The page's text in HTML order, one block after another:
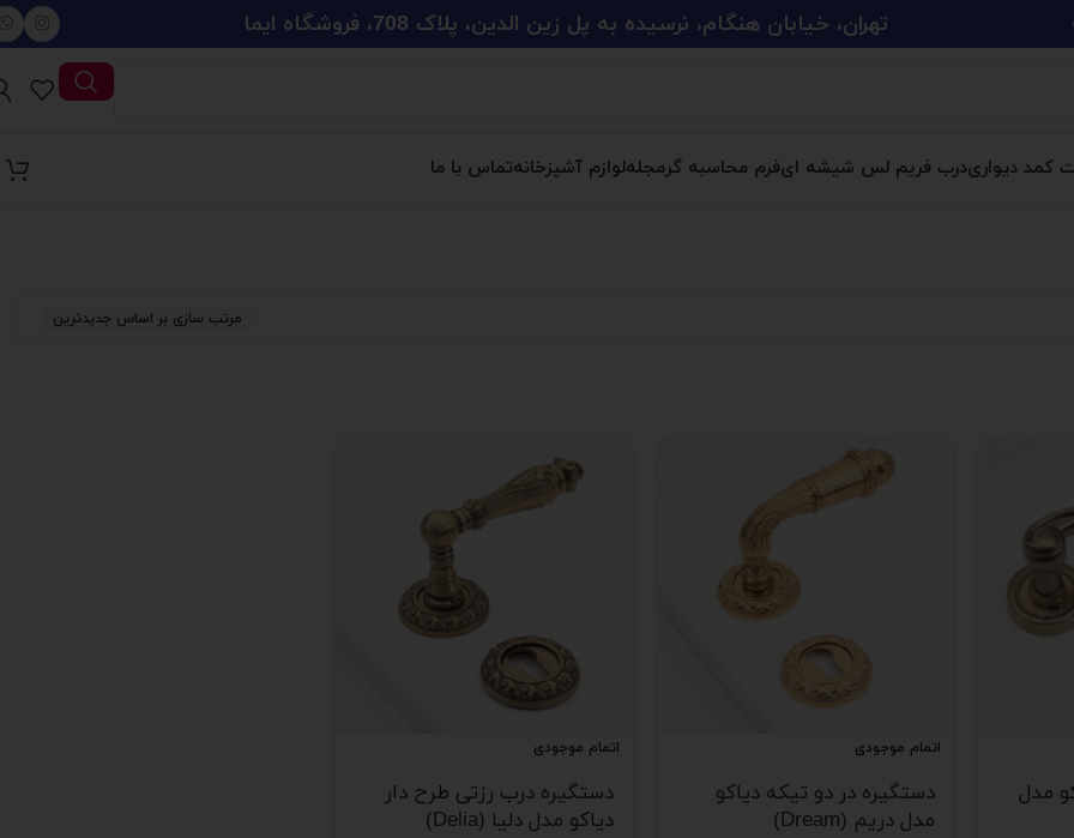
تهران، خیابان هنگام، نرسیده به پل زین الدین، پلاک 708، فروشگاه ایما
کمد دیواریدرب فریم لس شیشه ایفرم محاسبه گرمجلهلوازم آشپزخانهتماس با ما
مرتب سازی بر اساس جدیدترین
مدل
اتمام موجودی
دستگیره در دو تیکه دیاکو
مدل دریم (Dream)
اتمام موجودی
دستگیره درب رزتی طرح دار
دیاکو مدل دلیا (Delia)